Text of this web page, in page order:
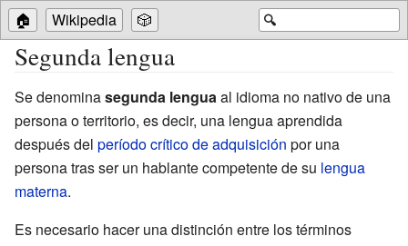
🔍
🏠 Wikipedia 🎲
Segunda lengua
Se denominasegunda lengua al idioma no nativo de una
persona o territorio, es decir, una lengua aprendida
después del período crítico de adquisición por una
persona tras ser un hablante competente de su lengua
materna.
Es necesario hacer una distinción entre los términos